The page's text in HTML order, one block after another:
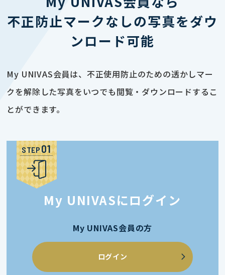
不正防止マークなしの写真をダウ
ンロード可能
My UNIVAS会員は、不正使用防止のための透かしマー
クを解除した写真をいつでも閲覧・ダウンロードするこ
とができます。
STEP
My UNIVASにログイン
My UNIVAS会員の方
ログイン